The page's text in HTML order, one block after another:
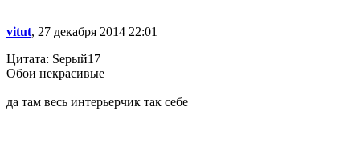
vitut, 27 декабря 2014 22:01
Цитата: Sерый17
Обои некрасивые
да там весь интерьерчик так себе